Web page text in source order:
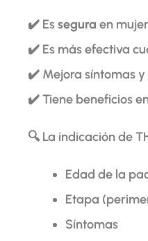
✔️ Essegura en
✔️ Es más efectiva
✔️ Mejora síntomas
✔️ Tiene beneficios
🔍 La indicación de
Edad de la
Etapa
Síntomas